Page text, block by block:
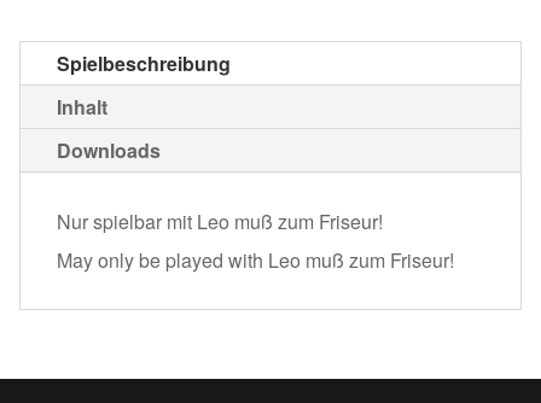
Spielbeschreibung
Inhalt
Downloads
Nur spielbar mit Leo muß zum Friseur!
May only be played with Leo muß zum Friseur!